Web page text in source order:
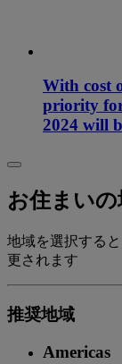
With cost
priority for
2024 will
お住まい
地域を選択する
更されます
推奨地域
Americas